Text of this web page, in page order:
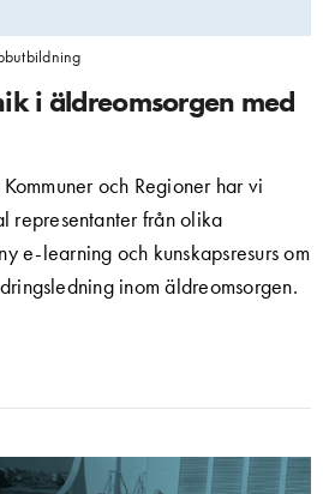
i äldreomsorgen med
och Regioner har vi
representanter från olika
e-learning och kunskapsresurs om
inom äldreomsorgen.